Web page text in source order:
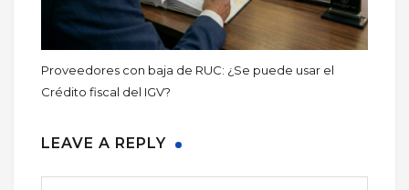
Proveedores con baja de RUC: ¿Se puede usar el
Crédito fiscal del IGV?
LEAVE A REPLY